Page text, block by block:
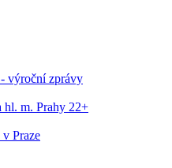
výroční zprávy
m. Prahy 22+
Praze